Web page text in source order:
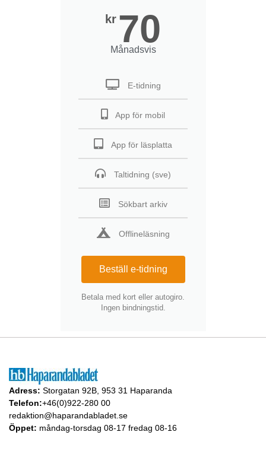
kr 70
Månadsvis
E-tidning
App för mobil
App för läsplatta
Taltidning (sve)
Sökbart arkiv
Offlineläsning
Beställ e-tidning
Betala med kort eller autogiro.
Ingen bindningstid.
Adress: Storgatan 92B, 953 31 Haparanda
Telefon:+46(0)922-280 00
redaktion@haparandabladet.se
Öppet: måndag-torsdag 08-17 fredag 08-16